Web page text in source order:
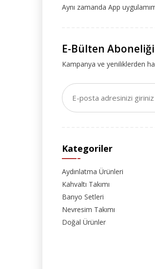
Aynı zamanda App
E-Bülten Aboneliği
Kampanya ve yeniliklerden
Kategoriler
Aydınlatma Ürünleri
Kahvaltı Takımı
Banyo Setleri
Nevresim Takımı
Doğal Ürünler